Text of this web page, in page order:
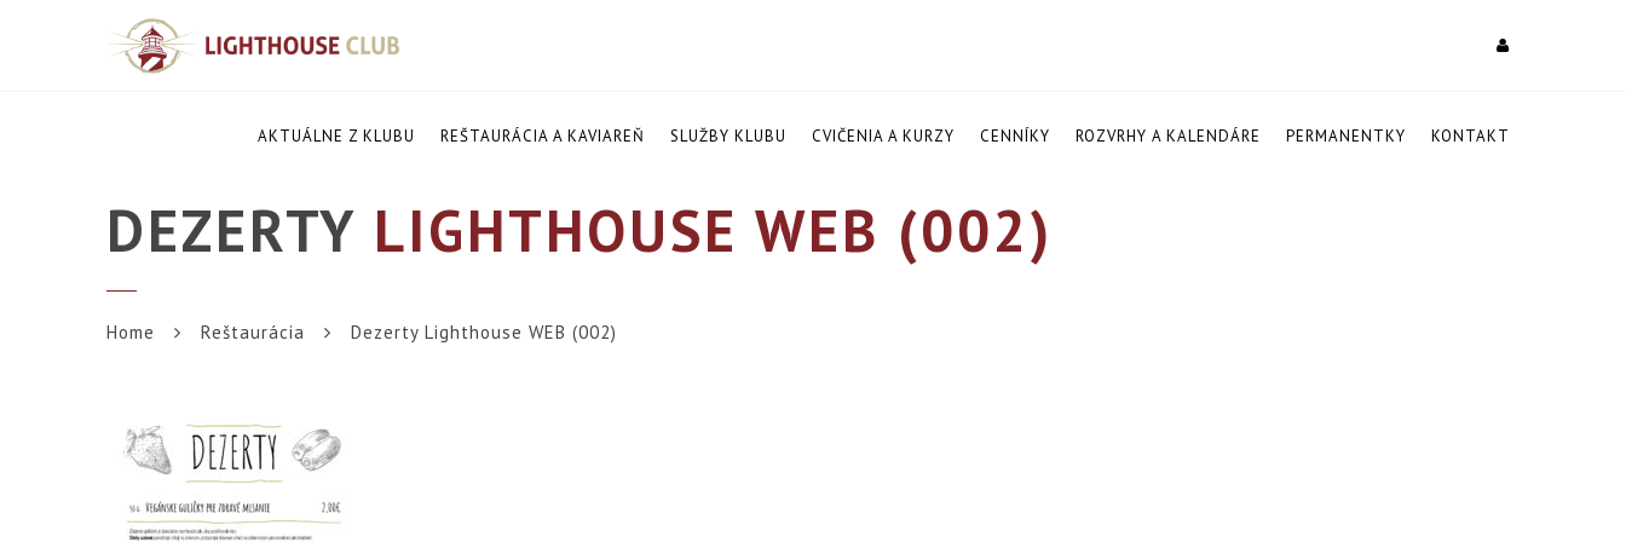
AKTUÁLNE Z KLUBU REŠTAURÁCIA A KAVIAREŇ SLUŽBY KLUBU CVIČENIA A KURZY CENNÍKY ROZVRHY A KALENDÁRE PERMANENTKY KONTAKT
DEZERTY LIGHTHOUSE WEB (002)
Home Reštaurácia Dezerty Lighthouse WEB (002)